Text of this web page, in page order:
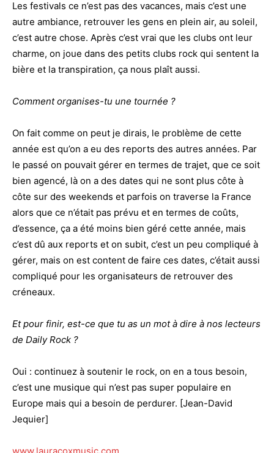
Les festivals ce n’est pas des vacances, mais c’est une
autre ambiance, retrouver les gens en plein air, au soleil,
c’est autre chose. Après c’est vrai que les clubs ont leur
charme, on joue dans des petits clubs rock qui sentent la
bière et la transpiration, ça nous plaît aussi.
Comment organises-tu une tournée ?
On fait comme on peut je dirais, le problème de cette
année est qu’on a eu des reports des autres années. Par
le passé on pouvait gérer en termes de trajet, que ce soit
bien agencé, là on a des dates qui ne sont plus côte à
côte sur des weekends et parfois on traverse la France
alors que ce n’était pas prévu et en termes de coûts,
d’essence, ça a été moins bien géré cette année, mais
c’est dû aux reports et on subit, c’est un peu compliqué à
gérer, mais on est content de faire ces dates, c’était aussi
compliqué pour les organisateurs de retrouver des
créneaux.
Et pour finir, est-ce que tu as un mot à dire à nos lecteurs
de Daily Rock ?
Oui : continuez à soutenir le rock, on en a tous besoin,
c’est une musique qui n’est pas super populaire en
Europe mais qui a besoin de perdurer. [Jean-David
Jequier]
www.lauracoxmusic.com